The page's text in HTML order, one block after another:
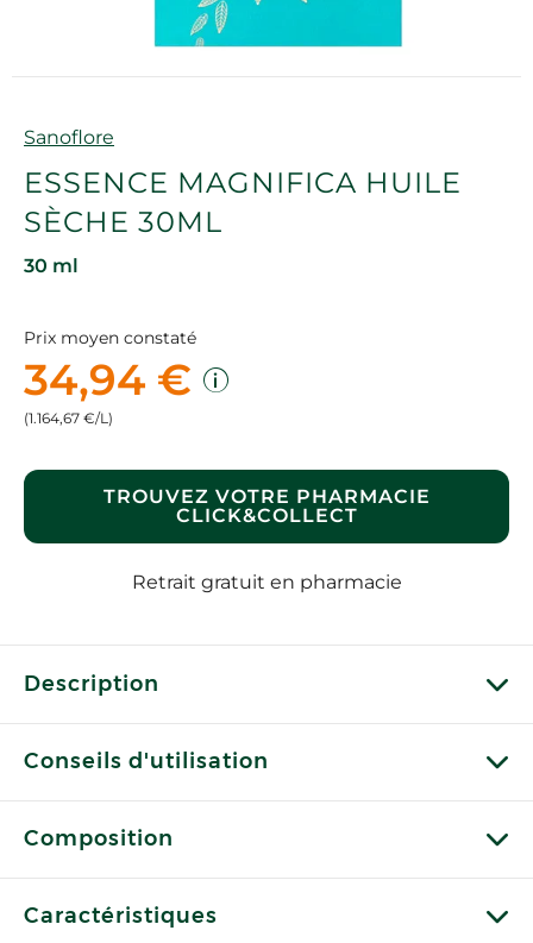
Marque
Sanoflore
ESSENCE MAGNIFICA HUILE
SÈCHE 30ML
30 ml
Prix moyen constaté
34,94 €
(1.164,67 €/L)
TROUVEZ VOTRE PHARMACIE
CLICK&COLLECT
Retrait gratuit en pharmacie
Description
Conseils d'utilisation
Composition
Caractéristiques